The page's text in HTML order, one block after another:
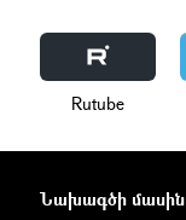
Rutube
Նախագծի մասին